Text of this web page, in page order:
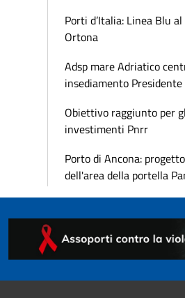
Porti d’Italia: Linea Blu
Ortona
Adsp mare Adriatico
insediamento
Obiettivo raggiunto per
investimenti Pnrr
Porto di Ancona:
dell'area della portella